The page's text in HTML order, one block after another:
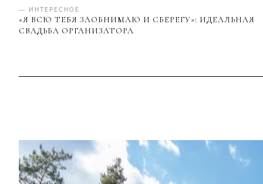
— ИНТЕРЕСНОЕ
«Я ВСЮ ТЕБЯ ЗАОБНИМАЮ И СБЕРЕГУ»: ИДЕАЛЬНАЯ
СВАДЬБА ОРГАНИЗАТОРА